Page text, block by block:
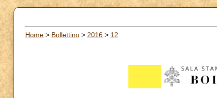
Home > Bollettino > 2016 > 12